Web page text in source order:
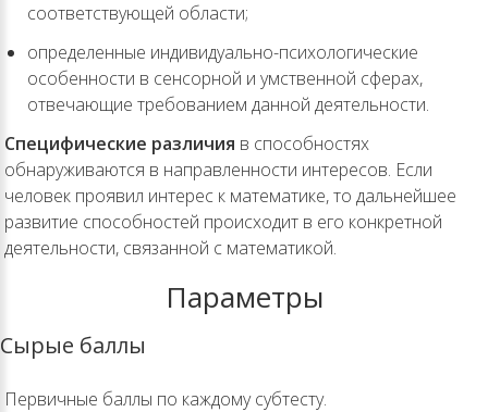
соответствующей области;
определенные индивидуально-психологические
особенности в сенсорной и умственной сферах,
отвечающие требованием данной деятельности.
Специфические различия в способностях
обнаруживаются в направленности интересов. Если
человек проявил интерес к математике, то дальнейшее
развитие способностей происходит в его конкретной
деятельности, связанной с математикой.
Параметры
Сырые баллы
Первичные баллы по каждому субтесту.